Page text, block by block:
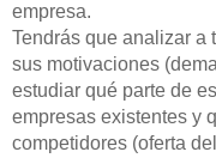
empresa.
Tendrás que analizar a
sus motivaciones
estudiar qué parte de
empresas existentes y
competidores (oferta